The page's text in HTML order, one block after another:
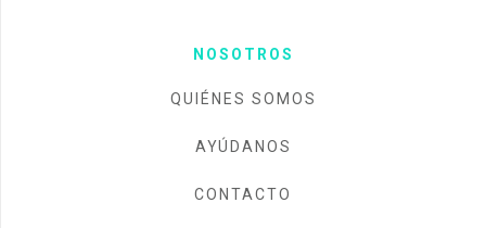
NOSOTROS
QUIÉNES SOMOS
AYÚDANOS
CONTACTO